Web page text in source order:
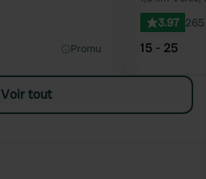
Promu
3.97
15 - 25
Voir tout